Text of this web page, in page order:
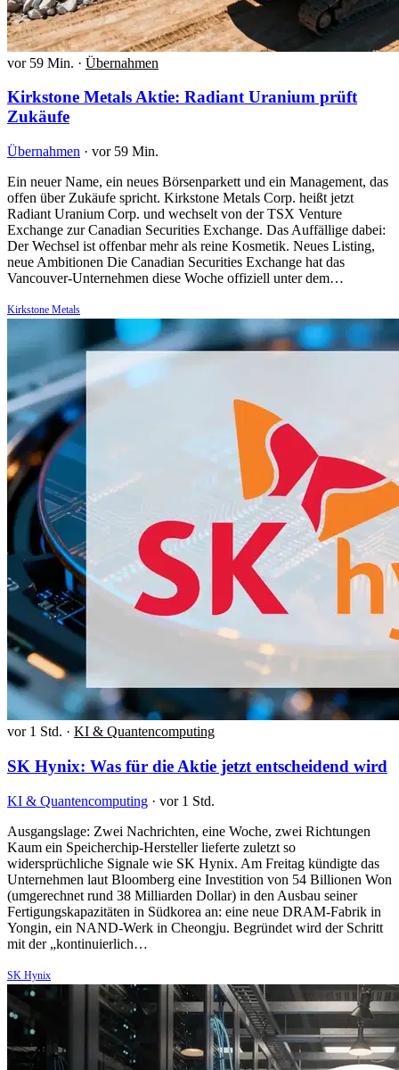
vor 59 Min. · Übernahmen
Kirkstone Metals Aktie: Radiant Uranium prüft
Zukäufe
Übernahmen · vor 59 Min.
Ein neuer Name, ein neues Börsenparkett und ein Management, das
offen über Zukäufe spricht. Kirkstone Metals Corp. heißt jetzt
Radiant Uranium Corp. und wechselt von der TSX Venture
Exchange zur Canadian Securities Exchange. Das Auffällige dabei:
Der Wechsel ist offenbar mehr als reine Kosmetik. Neues Listing,
neue Ambitionen Die Canadian Securities Exchange hat das
Vancouver-Unternehmen diese Woche offiziell unter dem…
Kirkstone Metals
vor 1 Std. · KI & Quantencomputing
SK Hynix: Was für die Aktie jetzt entscheidend wird
KI & Quantencomputing · vor 1 Std.
Ausgangslage: Zwei Nachrichten, eine Woche, zwei Richtungen
Kaum ein Speicherchip-Hersteller lieferte zuletzt so
widersprüchliche Signale wie SK Hynix. Am Freitag kündigte das
Unternehmen laut Bloomberg eine Investition von 54 Billionen Won
(umgerechnet rund 38 Milliarden Dollar) in den Ausbau seiner
Fertigungskapazitäten in Südkorea an: eine neue DRAM-Fabrik in
Yongin, ein NAND-Werk in Cheongju. Begründet wird der Schritt
mit der „kontinuierlich…
SK Hynix